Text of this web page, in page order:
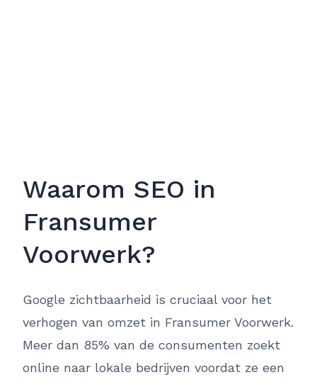
Waarom SEO in
Fransumer
Voorwerk?
Google zichtbaarheid is cruciaal voor het
verhogen van omzet in Fransumer Voorwerk.
Meer dan 85% van de consumenten zoekt
online naar lokale bedrijven voordat ze een